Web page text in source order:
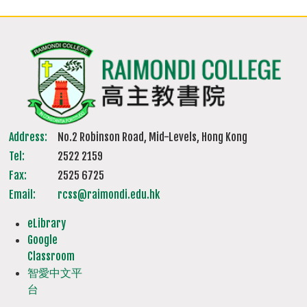
Address:
No.2 Robinson Road, Mid-Levels, Hong Kong
Tel:
2522 2159
Fax:
2525 6725
Email:
rcss@raimondi.edu.hk
eLibrary
Google
Classroom
智愛中文平
台